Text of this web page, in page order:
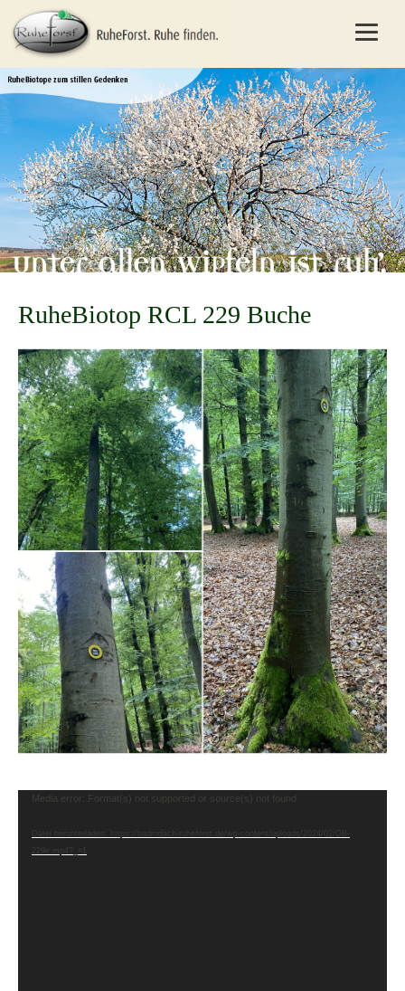
RuheBiotop RCL 229 Buche
Video-Media error: Format(s) not supported or source(s) not found